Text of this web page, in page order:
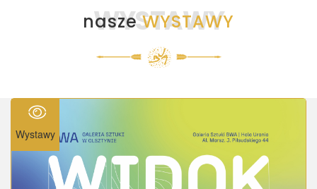
WYSTAWY
naszeWYSTAWY
Wystawy